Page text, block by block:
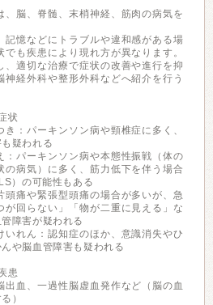
、脳、脊髄、末梢神経、筋肉の病気を
記憶などにトラブルや違和感がある場
も疾患により現れ方が異なります。
、適切な治療で症状の改善や進行を抑
神経外科や整形外科などへ紹介を行う
状
き：パーキンソン病や頸椎症に多く、
疑われる
：パーキンソン病や本態性振戦（体の
の病気）に多く、筋力低下を伴う場合
）の可能性もある
頭痛や緊張型頭痛の場合が多いが、急
が回らない」「物が二重に見える」な
障害が疑われる
いれん：認知症のほか、意識消失やひ
や脳血管障害も疑われる
患
出血、一過性脳虚血発作など（脳の血
）